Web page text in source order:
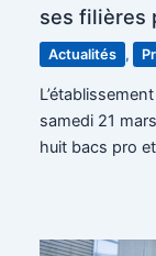
ses filières
Actualités ,
samedi 21
huit bacs pro